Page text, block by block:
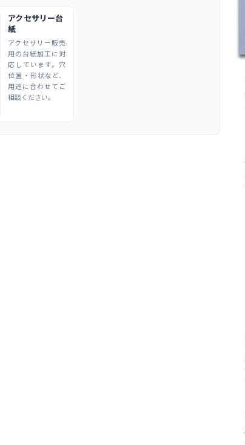
アクセサリー台
紙
アクセサリー販売
用の台紙加工に対
応しています。穴
位置・形状など、
用途に合わせてご
相談ください。